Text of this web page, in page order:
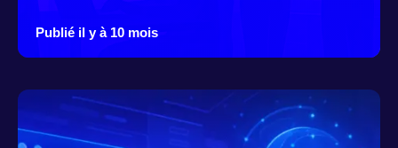
Publié il y à 10 mois